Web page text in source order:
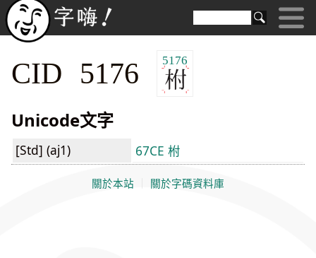
CID 5176 5176
Unicode文字
[Std] (aj1) 67CE 柎
關於本站 關於字碼資料庫